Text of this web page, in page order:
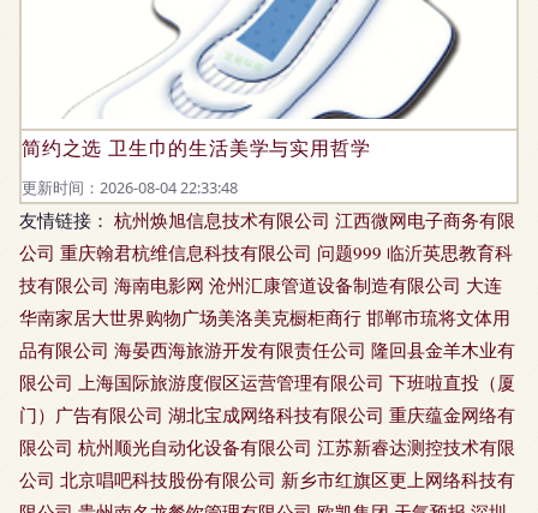
简约之选 卫生巾的生活美学与实用哲学
更新时间：2026-08-04 22:33:48
友情链接： 杭州焕旭信息技术有限公司 江西微网电子商务有限
公司 重庆翰君杭维信息科技有限公司 问题999 临沂英思教育科
技有限公司 海南电影网 沧州汇康管道设备制造有限公司 大连
华南家居大世界购物广场美洛美克橱柜商行 邯郸市琉将文体用
品有限公司 海晏西海旅游开发有限责任公司 隆回县金羊木业有
限公司 上海国际旅游度假区运营管理有限公司 下班啦直投（厦
门）广告有限公司 湖北宝成网络科技有限公司 重庆蕴金网络有
限公司 杭州顺光自动化设备有限公司 江苏新睿达测控技术有限
公司 北京唱吧科技股份有限公司 新乡市红旗区更上网络科技有